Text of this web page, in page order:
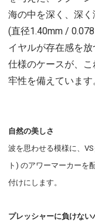
海の中を深く、深
(直径1.40mm /
イヤルが存在感を
仕様のケースが、
牢性を備えています
自然の美しさ
波を思わせる模様に、
ト) のアワーマーカーを
付けにします。
プレッシャーに負けない